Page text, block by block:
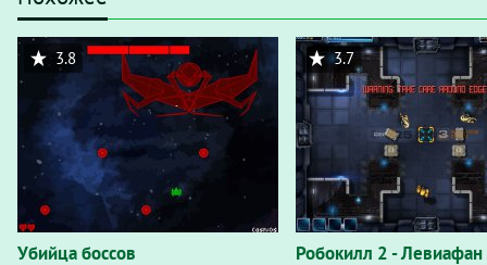
Убийца боссов
3.8
Робокилл 2 - Левиафан
3.7